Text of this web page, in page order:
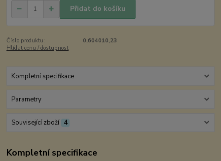
Přidat do košíku
Číslo produktu:
0,604010,23
Hlídat cenu / dostupnost
Kompletní specifikace
Parametry
Související zboží 4
Kompletní specifikace